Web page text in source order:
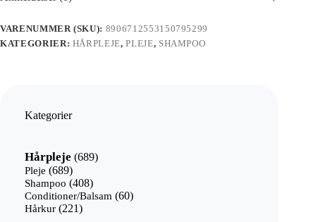
VARENUMMER (SKU): 8906712553150795299
KATEGORIER: HÅRPLEJE,PLEJE, SHAMPOO
Kategorier
Hårpleje 689689
Pleje 689689
varer
Shampoo 408408
varer
Conditioner/Balsam 6060
Hårkur 221221